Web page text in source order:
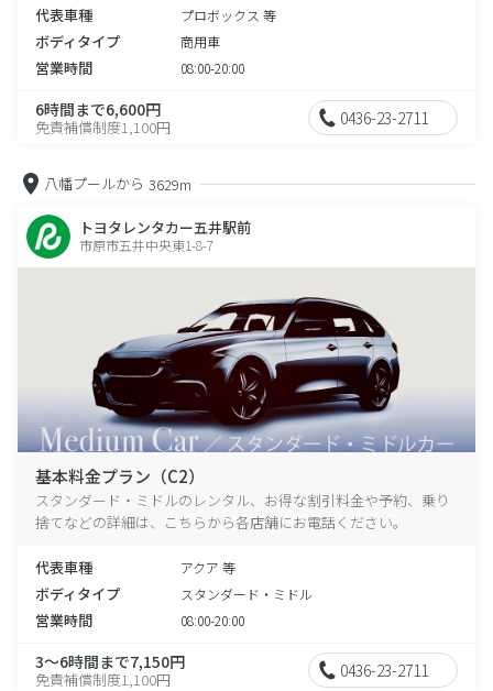
代表車種 プロボックス 等
ボディタイプ 商用車
営業時間 08:00-20:00
6時間まで6,600円
免責補償制度1,100円 0436-23-2711
八幡プールから 3629m
トヨタレンタカー五井駅前
市原市五井中央東1-8-7
基本料金プラン（C2）
スタンダード・ミドルのレンタル、お得な割引料金や予約、乗り
捨てなどの詳細は、こちらから各店舗にお電話ください。
代表車種 アクア 等
ボディタイプ スタンダード・ミドル
営業時間 08:00-20:00
3～6時間まで7,150円
免責補償制度1,100円 0436-23-2711